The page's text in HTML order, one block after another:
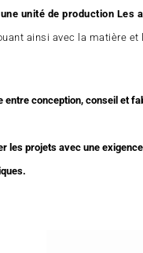
une unité de production Les
ainsi avec la matière et
entre conception, conseil et
les projets avec une